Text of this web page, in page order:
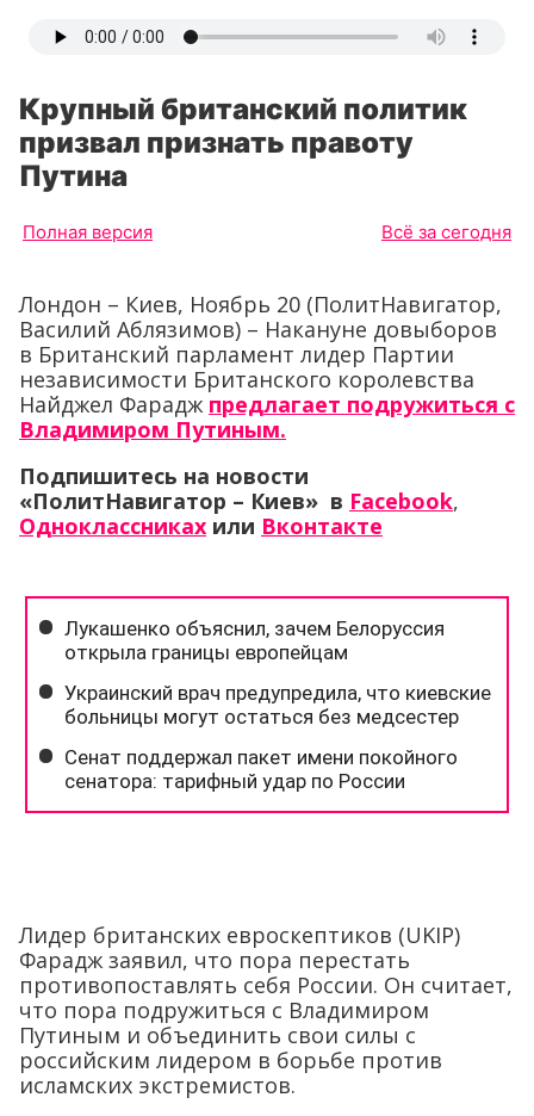
Крупный британский политик
призвал признать правоту
Путина
Полная версия Всё за сегодня
Лондон – Киев, Ноябрь 20 (ПолитНавигатор,
Василий Аблязимов) – Накануне довыборов
в Британский парламент лидер Партии
независимости Британского королевства
Найджел Фарадж предлагает подружиться с
Владимиром Путиным.
Подпишитесь на новости
«ПолитНавигатор – Киев» в Facebook,
Одноклассниках или Вконтакте
Лидер британских евроскептиков (UKIP)
Фарадж заявил, что пора перестать
противопоставлять себя России. Он считает,
что пора подружиться с Владимиром
Путиным и объединить свои силы с
российским лидером в борьбе против
исламских экстремистов.